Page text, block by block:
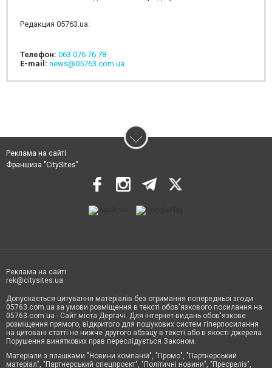
Редакция 05763.ua:
Телефон: 063 076 76 78
E-mail: news@05763.com.ua
Реклама на сайті
Франшиза "CitySites"
Реклама на сайті:
rek@citysites.ua
Допускається цитування матеріалів без отримання попередньої згоди
05763.com.ua за умови розміщення в тексті обов'язкового посилання на
05763.com.ua - Сайт міста Дергачі. Для інтернет-видань обов'язкове
розміщення прямого, відкритого для пошукових систем гіперпосилання
на цитовані статті не нижче другого абзацу в тексті або в якості джерела.
Порушення виняткових прав переслідується Законом.
Матеріали з плашками "Новини компаній", "Промо", "Партнерський
матеріал", "Партнерський спецпроєкт", "Політичні новини", "Пресреліз",